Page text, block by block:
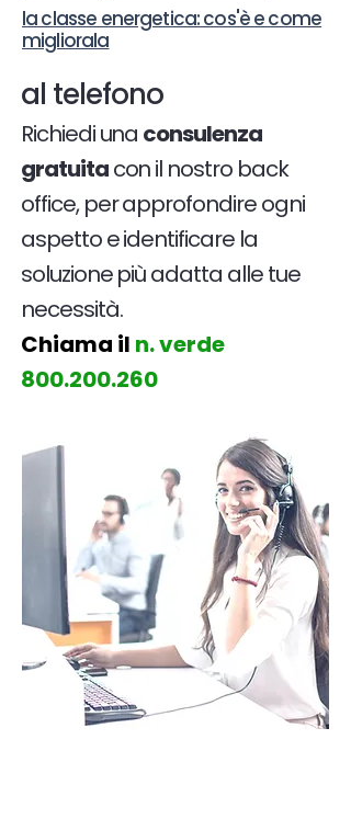
la classe energetica: cos'è e come
migliorala
al telefono
Richiedi una consulenza
gratuitacon il nostro back
office, per approfondire ogni
aspetto e identificare la
soluzione più adatta alle tue
necessità.
Chiama il n. verde
800.200.260